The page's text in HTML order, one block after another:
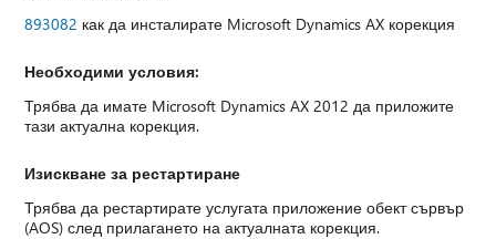
893082 как да инсталирате Microsoft Dynamics AX корекция
Необходими условия:
Трябва да имате Microsoft Dynamics AX 2012 да приложите
тази актуална корекция.
Изискване за рестартиране
Трябва да рестартирате услугата приложение обект сървър
(AOS) след прилагането на актуалната корекция.